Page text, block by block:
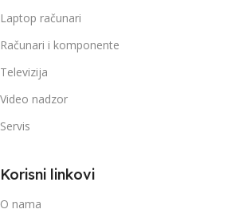
Laptop računari
Računari i komponente
Televizija
Video nadzor
Servis
Korisni linkovi
O nama